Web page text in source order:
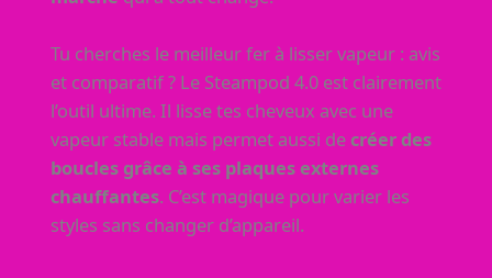
Tu cherches le meilleur fer à lisser vapeur : avis
et comparatif ? Le Steampod 4.0 est clairement
l’outil ultime. Il lisse tes cheveux avec une
vapeur stable mais permet aussi decréer des
boucles grâce à ses plaques externes
chauffantes. C’est magique pour varier les
styles sans changer d’appareil.